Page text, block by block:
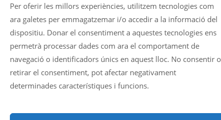
Per oferir les millors experiències, utilitzem tecnologies com
ara galetes per emmagatzemar i/o accedir a la informació del
dispositiu. Donar el consentiment a aquestes tecnologies ens
permetrà processar dades com ara el comportament de
navegació o identificadors únics en aquest lloc. No consentir o
retirar el consentiment, pot afectar negativament
determinades característiques i funcions.